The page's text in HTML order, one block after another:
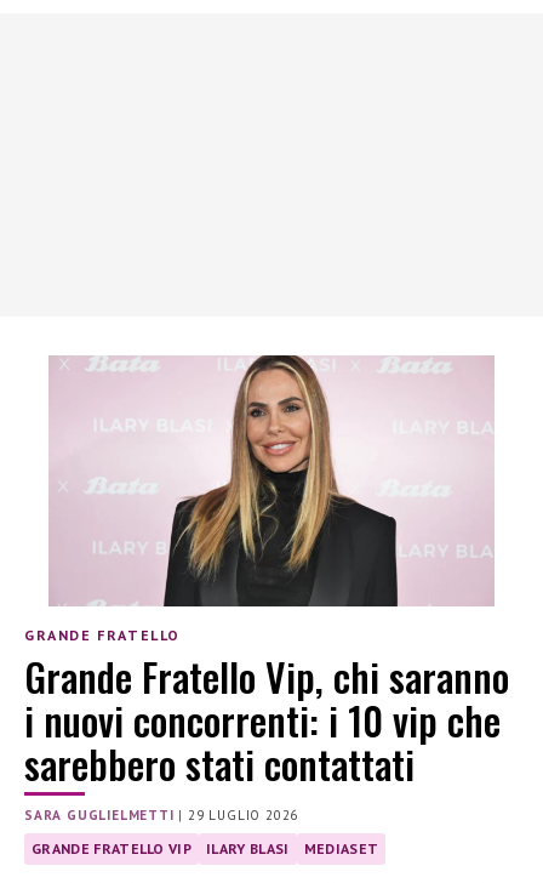
GRANDE FRATELLO
Grande Fratello Vip, chi saranno
i nuovi concorrenti: i 10 vip che
sarebbero stati contattati
SARA GUGLIELMETTI |29 LUGLIO 2026
GRANDE FRATELLO VIP ILARY BLASI MEDIASET